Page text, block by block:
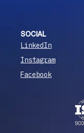
SOCIAL
LinkedIn
Instagram
Facebook